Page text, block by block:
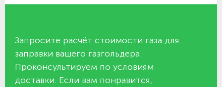
Запросите расчёт стоимости газа для
заправки вашего газгольдера.
Проконсультируем по условиям
доставки. Если вам понравится,